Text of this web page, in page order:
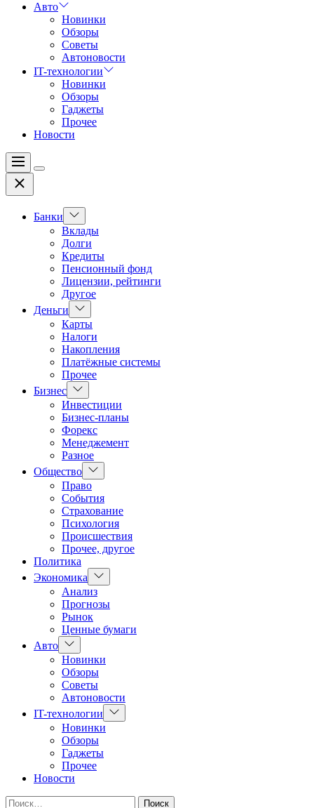
Авто
Новинки
Обзоры
Советы
Автоновости
IT-технологии
Новинки
Обзоры
Гаджеты
Прочее
Новости
Меню
Цвет
Закрыть
Банки
Показать
подменю
Вклады
Долги
Кредиты
Пенсионный фонд
Лицензии, рейтинги
Другое
Деньги
Показать
подменю
Карты
Налоги
Накопления
Платёжные системы
Прочее
Бизнес Показать
подменю
Инвестиции
Бизнес-планы
Форекс
Менеджемент
Разное
Общество Показать
подменю
Право
События
Страхование
Психология
Происшествия
Прочее, другое
Политика
Экономика
Показать
подменю
Анализ
Прогнозы
Рынок
Ценные бумаги
Авто Показать
подменю
Новинки
Обзоры
Советы
Автоновости
IT-технологии
Показать
подменю
Новинки
Обзоры
Гаджеты
Прочее
Новости
Найти: